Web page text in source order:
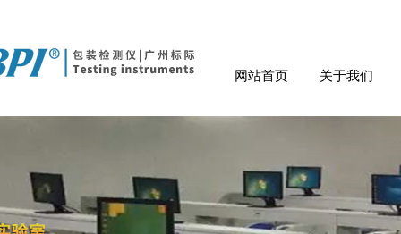
网站首页 关于我们